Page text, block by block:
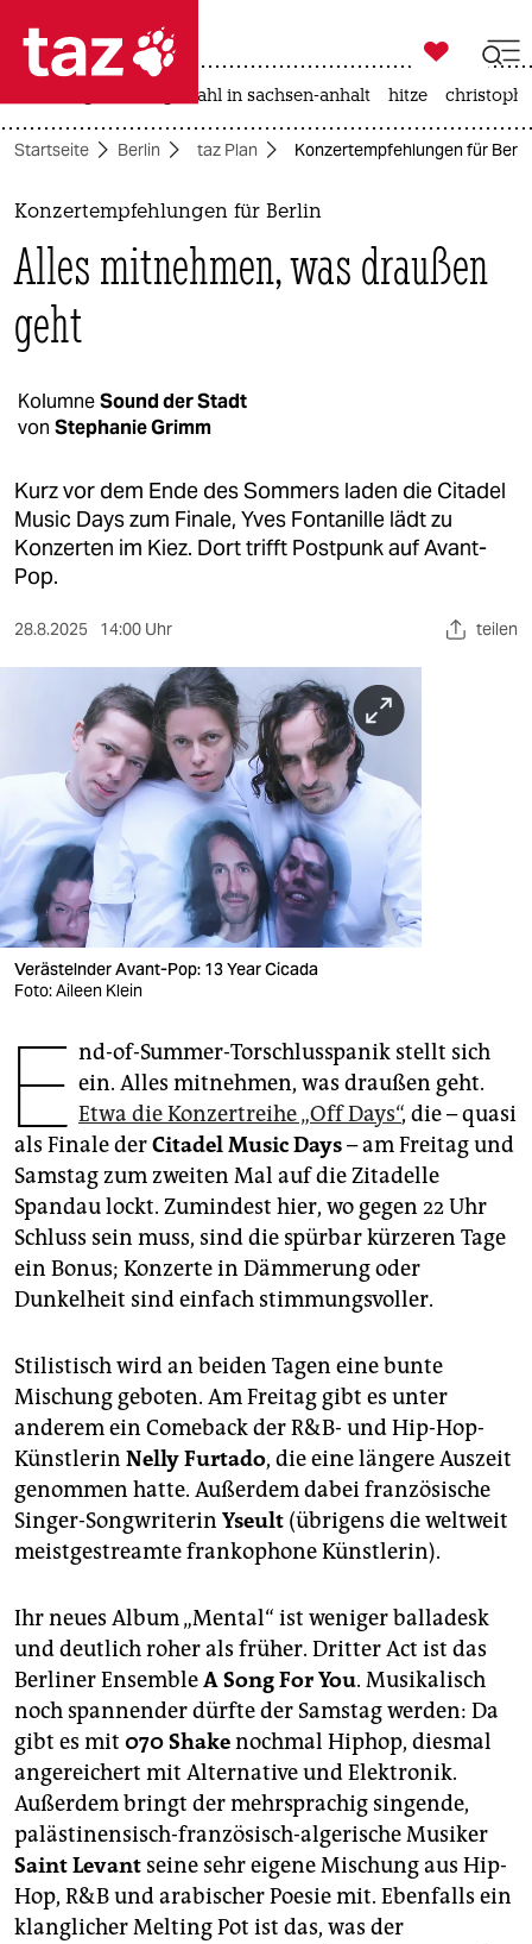
 taz zahl ich
taz zahl ich
themen
politik
öko
kultur
sport
berlin
nord
wahrheit
veranstaltungen
shop
fragen & hilfe
unterstützen
abo
epaper login

taz zahl ich
landtagswahl in sachsen-anhalt hitze
Startseite Berlin taz Plan Konzertempfehlungen für
Konzertempfehlungen für Berlin
Alles mitnehmen, was draußen
geht
KolumneSound der Stadt
von Stephanie Grimm
Kurz vor dem Ende des Sommers laden die Citadel
Music Days zum Finale, Yves Fontanille lädt zu
Konzerten im Kiez. Dort trifft Postpunk auf Avant-
Pop.
28.8.2025 14:00 Uhr teilen
Verästelnder Avant-Pop: 13 Year Cicada
Foto: Aileen Klein
E nd-of-Summer-Torschlusspanik stellt sich
ein. Alles mitnehmen, was draußen geht.
Etwa die Konzertreihe „Off Days“, die – quasi
als Finale derCitadel Music Days– am Freitag und
Samstag zum zweiten Mal auf die Zitadelle
Spandau lockt. Zumindest hier, wo gegen 22 Uhr
Schluss sein muss, sind die spürbar kürzeren Tage
ein Bonus; Konzerte in Dämmerung oder
Dunkelheit sind einfach stimmungsvoller.
Stilistisch wird an beiden Tagen eine bunte
Mischung geboten. Am Freitag gibt es unter
anderem ein Comeback der R&B- und Hip-Hop-
Künstlerin Nelly Furtado, die eine längere Auszeit
genommen hatte. Außerdem dabei französische
Singer-Songwriterin Yseult (übrigens die weltweit
meistgestreamte frankophone Künstlerin).
Ihr neues Album „Mental“ ist weniger balladesk
und deutlich roher als früher. Dritter Act ist das
Berliner EnsembleA Song For You. Musikalisch
noch spannender dürfte der Samstag werden: Da
gibt es mit 070 Shakenochmal Hiphop, diesmal
angereichert mit Alternative und Elektronik.
Außerdem bringt der mehrsprachig singende,
palästinensisch-französisch-algerische Musiker
Saint Levant seine sehr eigene Mischung aus Hip-
Hop, R&B und arabischer Poesie mit. Ebenfalls ein
klanglicher Melting Pot ist das, was der